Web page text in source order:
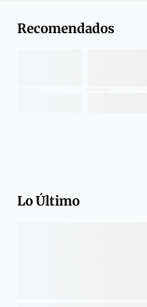
Recomendados
Lo Último